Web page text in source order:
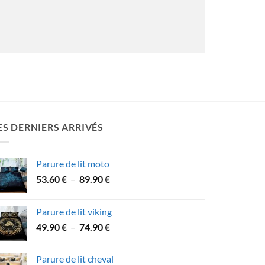
DERNIERS ARRIVÉS
Parure de lit moto
53.60€ – 89.90€Plage
53.60 €
à
Parure de lit viking
49.90€ – 74.90€Plage
Parure de lit cheval